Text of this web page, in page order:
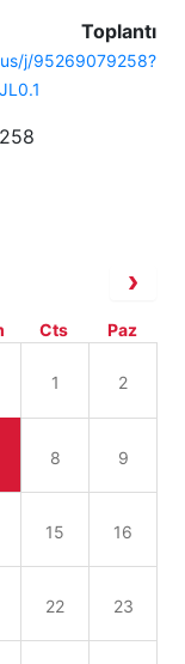
j/95269079258?
Cts Paz
1 2
8 9
15 16
22 23